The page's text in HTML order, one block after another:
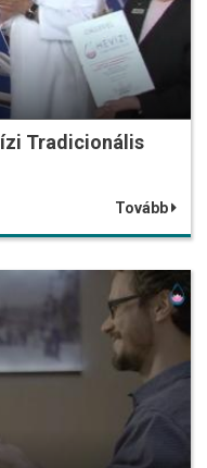
Tradicionális
Tovább